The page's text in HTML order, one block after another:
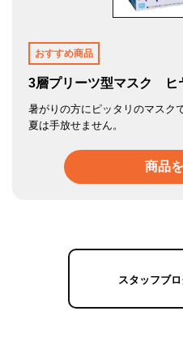
おすすめ商品
3層プリーツ型マスク ヒ
暑がりの方にピッタリのマスク
夏は手放せません。
商品
スタッフブ